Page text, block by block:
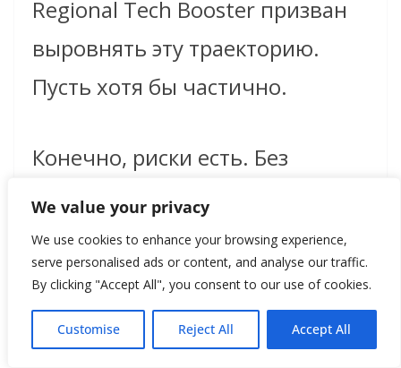
We value your privacy
We use cookies to enhance your browsing experience,
serve personalised ads or content, and analyse our traffic.
By clicking "Accept All", you consent to our use of cookies.
Customise Reject All Accept All
Regional Tech Booster призван
выровнять эту траекторию.
Пусть хотя бы частично.
Конечно, риски есть. Без
долгосрочного
финансирования и
политической воли проект
рискует остаться просто серией
красивых мероприятий. Но